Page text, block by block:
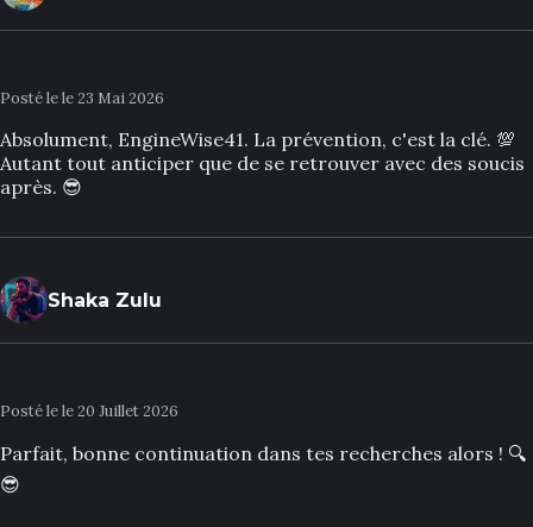
Posté le le 23 Mai 2026
Absolument, EngineWise41. La prévention, c'est la clé. 💯
Autant tout anticiper que de se retrouver avec des soucis
après. 😎
Shaka Zulu
Posté le le 20 Juillet 2026
Parfait, bonne continuation dans tes recherches alors ! 🔍
😎